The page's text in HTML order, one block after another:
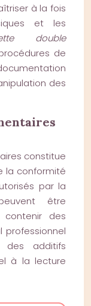
à la fois
et les
double
de
des
constitue
la conformité
par la
être
contenir des
professionnel
des additifs
à la lecture